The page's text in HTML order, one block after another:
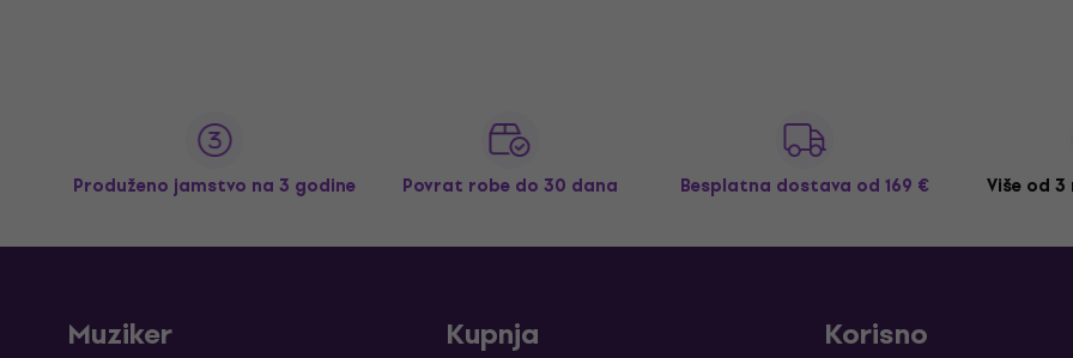
Produženo jamstvo na 3 godine Povrat robe do 30 dana Besplatna dostava od 169 € Više od
Muziker Kupnja Korisno